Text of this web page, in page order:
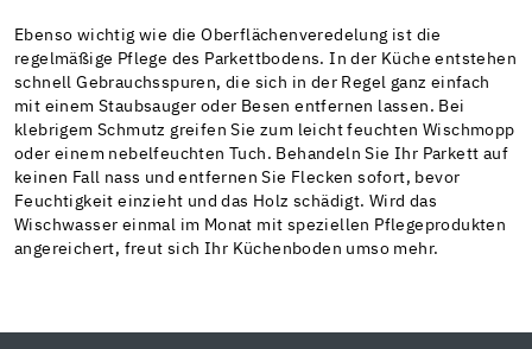
Ebenso wichtig wie die Oberflächenveredelung ist die
regelmäßige Pflege des Parkettbodens. In der Küche entstehen
schnell Gebrauchsspuren, die sich in der Regel ganz einfach
mit einem Staubsauger oder Besen entfernen lassen. Bei
klebrigem Schmutz greifen Sie zum leicht feuchten Wischmopp
oder einem nebelfeuchten Tuch. Behandeln Sie Ihr Parkett auf
keinen Fall nass und entfernen Sie Flecken sofort, bevor
Feuchtigkeit einzieht und das Holz schädigt. Wird das
Wischwasser einmal im Monat mit speziellen Pflegeprodukten
angereichert, freut sich Ihr Küchenboden umso mehr.